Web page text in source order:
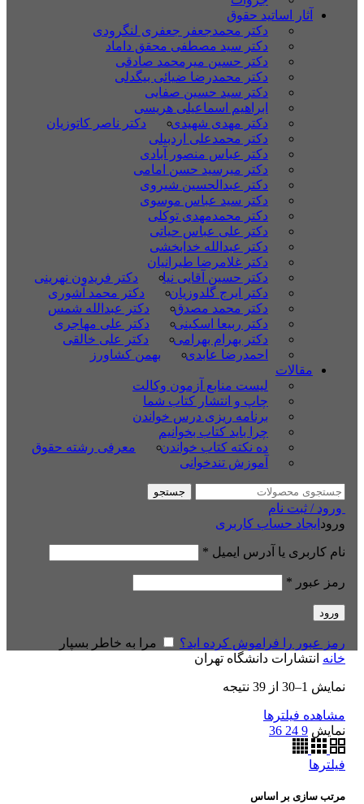
آثار اساتید حقوق
دکتر محمدجعفر جعفری لنگرودی
دکتر سید مصطفی محقق داماد
دکتر حسین میرمحمد صادقی
دکتر محمدرضا ضیائی بیگدلی
دکتر سید حسین صفایی
ابراهیم اسماعیلی هریسی
دکتر مهدی شهیدی
دکتر ناصر کاتوزیان
دکتر محمدعلی اردبیلی
دکتر عباس منصور آبادی
دکتر میرسید حسن امامی
دکتر عبدالحسین شیروی
دکتر سید عباس موسوی
دکتر محمدمهدی توکلی
دکتر علی عباس حیاتی
دکتر عبدالله خدابخشی
دکتر غلامرضا طیرانیان
دکتر حسین آقایی نیا
دکتر فریدون نهرینی
دکتر ایرج گلدوزیان
دکتر محمد آشوری
دکتر محمد مصدق
دکتر عبدالله شمس
دکتر ربیعا اسکینی
دکتر علی مهاجری
دکتر بهرام بهرامی
دکتر علی خالقی
احمدرضا عابدی
بهمن کشاورز
مقالات
لیست منابع آزمون وکالت
چاپ و انتشار کتاب شما
برنامه ریزی درس خواندن
چرا باید کتاب بخوانیم
ده نکته کتاب خواندن
معرفی رشته حقوق
آموزش تندخوانی
جستجو
ورود / ثبت نام
ورود ایجاد حساب کاربری
نام کاربری یا آدرس ایمیل *
رمز عبور *
ورود
رمز عبور را فراموش کرده اید؟
مرا به خاطر بسپار
خانه انتشارات دانشگاه تهران
نمایش 1–30 از 39 نتیجه
مشاهده فیلترها
نمایش 9
24
36
فیلترها
مرتب سازی بر اساس